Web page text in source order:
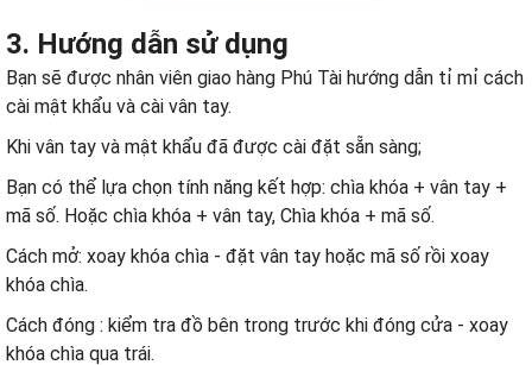
3. Hướng dẫn sử dụng
Bạn sẽ được nhân viên giao hàng Phú Tài hướng dẫn tỉ mỉ cách
cài mật khẩu và cài vân tay.
Khi vân tay và mật khẩu đã được cài đặt sẵn sàng;
Bạn có thể lựa chọn tính năng kết hợp: chìa khóa + vân tay +
mã số. Hoặc chìa khóa + vân tay, Chìa khóa + mã số.
Cách mở: xoay khóa chìa - đặt vân tay hoặc mã số rồi xoay
khóa chìa.
Cách đóng : kiểm tra đồ bên trong trước khi đóng cửa - xoay
khóa chìa qua trái.